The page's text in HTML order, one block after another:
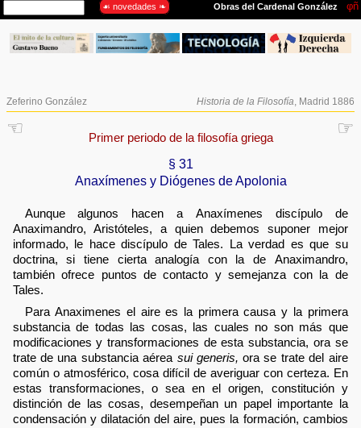
Zeferino González Historia de la Filosofía , Madrid 1886
☜ ☞
Primer periodo de la filosofía griega
§ 31
Anaxímenes y Diógenes de Apolonia
Aunque algunos hacen a Anaxímenes discípulo de
Anaximandro, Aristóteles, a quien debemos suponer mejor
informado, le hace discípulo de Tales. La verdad es que su
doctrina, si tiene cierta analogía con la de Anaximandro,
también ofrece puntos de contacto y semejanza con la de
Tales.
Para Anaximenes el aire es la primera causa y la primera
substancia de todas las cosas, las cuales no son más que
modificaciones y transformaciones de esta substancia, ora se
trate de una substancia aérea sui generis, ora se trate del aire
común o atmosférico, cosa difícil de averiguar con certeza. En
estas transformaciones, o sea en el origen, constitución y
distinción de las cosas, desempeñan un papel importante la
condensación y dilatación del aire, pues la formación, cambios